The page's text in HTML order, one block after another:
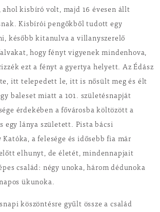
ahol kisbíró volt, majd 16 évesen állt
Kisbírói pengőkből tudott egy
később kitanulva a villanyszerelő
hogy fényt vigyenek mindenhova,
ezt a fényt a gyertya helyett. Az Édász
itt telepedett le, itt is nősült meg és élt
baleset miatt a 101. születésnapját
érdekében a fővárosba költözött a
egy lánya született. Pista bácsi
Katóka, a felesége és idősebb fia már
elhunyt, de életét, mindennapjait
család: négy unoka, három dédunoka
ükunoka.
köszöntésre gyűlt össze a család